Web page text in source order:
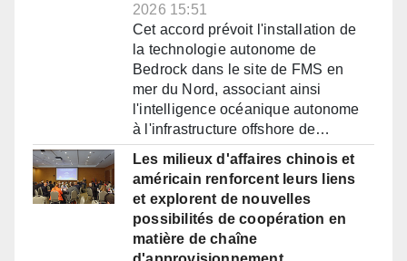
2026 15:51
Cet accord prévoit l'installation de
la technologie autonome de
Bedrock dans le site de FMS en
mer du Nord, associant ainsi
l'intelligence océanique autonome
à l'infrastructure offshore de…
Les milieux d'affaires chinois et
américain renforcent leurs liens
et explorent de nouvelles
possibilités de coopération en
matière de chaîne